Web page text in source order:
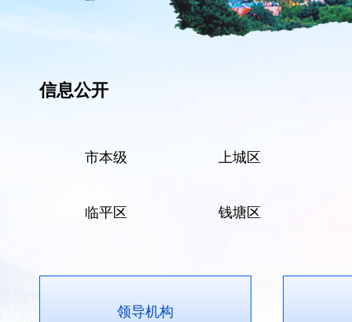
信息公开
市本级 上城区
临平区 钱塘区
领导机构